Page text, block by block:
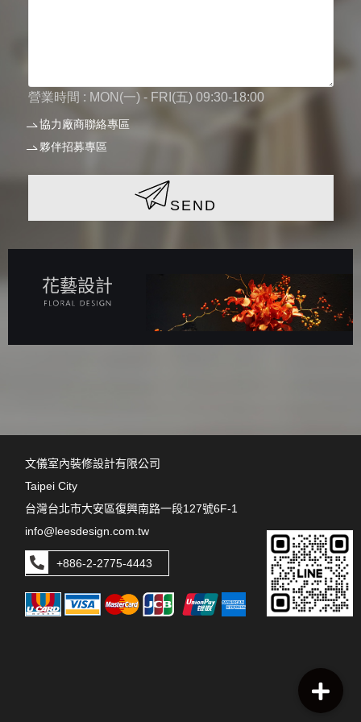
營業時間 : MON(一) - FRI(五) 09:30-18:00
協力廠商聯絡專區
夥伴招募專區
SEND
花藝設計
文儀室內裝修設計有限公司
Taipei City
台灣台北市大安區復興南路一段127號6F-1
info@leesdesign.com.tw
+886-2-2775-4443